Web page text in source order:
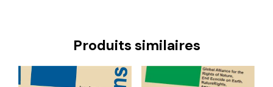
Produits similaires